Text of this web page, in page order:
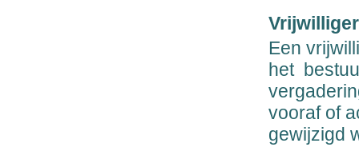
Een
het
vooraf of
gewijzigd